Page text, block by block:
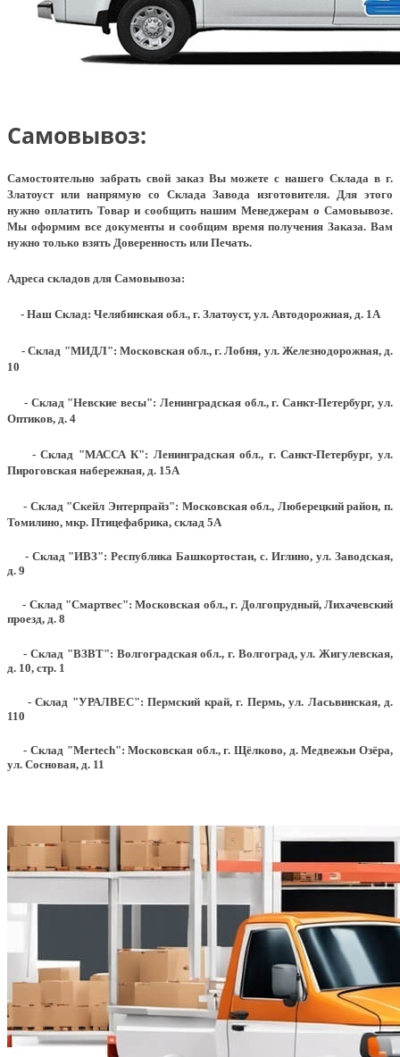
Самовывоз:
Самостоятельно забрать свой заказ Вы можете с нашего Склада в г.
Златоуст или напрямую со Склада Завода изготовителя. Для этого
нужно оплатить Товар и сообщить нашим Менеджерам о Самовывозе.
Мы оформим все документы и сообщим время получения Заказа. Вам
нужно только взять Доверенность или Печать.
Адреса складов для Самовывоза:
- Наш Склад: Челябинская обл., г. Златоуст, ул. Автодорожная, д. 1А
- Склад "МИДЛ": Московская обл., г. Лобня, ул. Железнодорожная, д.
10
- Склад "Невские весы": Ленинградская обл., г. Санкт-Петербург, ул.
Оптиков, д. 4
- Склад "МАССА К": Ленинградская обл., г. Санкт-Петербург, ул.
Пироговская набережная, д. 15А
- Склад "Скейл Энтерпрайз": Московская обл., Люберецкий район, п.
Томилино, мкр. Птицефабрика, склад 5А
- Склад "ИВЗ": Республика Башкортостан, с. Иглино, ул. Заводская,
д. 9
- Склад "Смартвес":Московская обл., г. Долгопрудный, Лихачевский
проезд, д. 8
- Склад "ВЗВТ": Волгоградская обл., г. Волгоград, ул. Жигулевская,
д. 10, стр. 1
- Склад "УРАЛВЕС": Пермский край, г. Пермь, ул. Ласьвинская, д.
110
- Склад "Mertech": Московская обл., г. Щёлково, д. Медвежьи Озёра,
ул. Сосновая, д. 11